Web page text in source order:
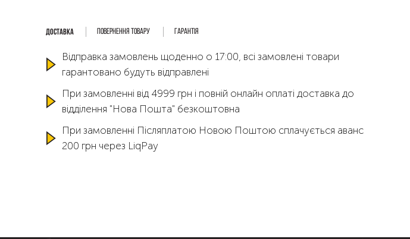
Повернення товару Гарантія
Відправка замовлень щоденно о 17:00, всі замовлені товари
гарантовано будуть відправлені
При замовленні від 4999 грн і повній онлайн оплаті доставка до
відділення "Нова Пошта" безкоштовна
При замовленні Післяплатою Новою Поштою сплачується аванс
200 грн через LiqPay